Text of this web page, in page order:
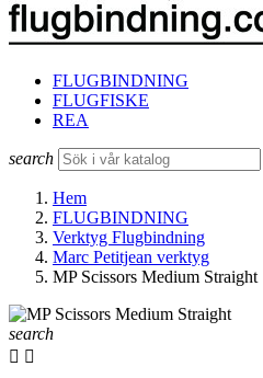
FLUGBINDNING
FLUGFISKE
REA
search
Hem
FLUGBINDNING
Verktyg Flugbindning
Marc Petitjean verktyg
MP Scissors Medium Straight
search
 